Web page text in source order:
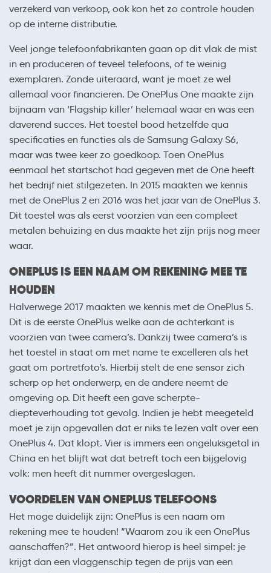
verzekerd van verkoop, ook kon het zo controle houden
op de interne distributie.
Veel jonge telefoonfabrikanten gaan op dit vlak de mist
in en produceren of teveel telefoons, of te weinig
exemplaren. Zonde uiteraard, want je moet ze wel
allemaal voor financieren. De OnePlus One maakte zijn
bijnaam van ‘Flagship killer’ helemaal waar en was een
daverend succes. Het toestel bood hetzelfde qua
specificaties en functies als de Samsung Galaxy S6,
maar was twee keer zo goedkoop. Toen OnePlus
eenmaal het startschot had gegeven met de One heeft
het bedrijf niet stilgezeten. In 2015 maakten we kennis
met de OnePlus 2 en 2016 was het jaar van de OnePlus 3.
Dit toestel was als eerst voorzien van een compleet
metalen behuizing en dus maakte het zijn prijs nog meer
waar.
ONEPLUS IS EEN NAAM OM REKENING MEE TE
HOUDEN
Halverwege 2017 maakten we kennis met de OnePlus 5.
Dit is de eerste OnePlus welke aan de achterkant is
voorzien van twee camera’s. Dankzij twee camera’s is
het toestel in staat om met name te excelleren als het
gaat om portretfoto’s. Hierbij stelt de ene sensor zich
scherp op het onderwerp, en de andere neemt de
omgeving op. Dit heeft een gave scherpte-
diepteverhouding tot gevolg. Indien je hebt meegeteld
moet je zijn opgevallen dat er niks te lezen valt over een
OnePlus 4. Dat klopt. Vier is immers een ongeluksgetal in
China en het blijft wat dat betreft toch een bijgelovig
volk: men heeft dit nummer overgeslagen.
VOORDELEN VAN ONEPLUS TELEFOONS
Het moge duidelijk zijn: OnePlus is een naam om
rekening mee te houden! “Waarom zou ik een OnePlus
aanschaffen?”. Het antwoord hierop is heel simpel: je
krijgt dan een vlaggenschip tegen de prijs van een